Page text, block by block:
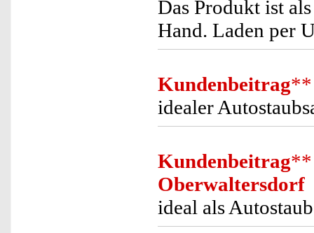
Das Produkt ist
Hand. Laden per
Kundenbeitrag**
idealer
Kundenbeitrag**
Oberwaltersdorf
ideal als